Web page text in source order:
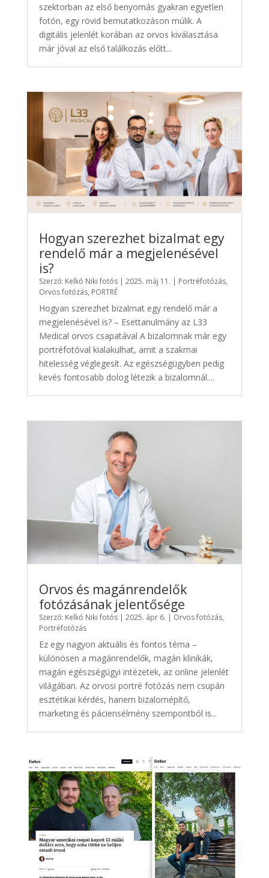
szektorban az első benyomás gyakran egyetlen
fotón, egy rövid bemutatkozáson múlik. A
digitális jelenlét korában az orvos kiválasztása
már jóval az első találkozás előtt...
Hogyan szerezhet bizalmat egy
rendelő már a megjelenésével
is?
Szerző: Kelkó Niki fotós| 2025. máj 11. | Portréfotózás,
Orvos fotózás, PORTRÉ
Hogyan szerezhet bizalmat egy rendelő már a
megjelenésével is? – Esettanulmány az L33
Medical orvos csapatával A bizalomnak már egy
portréfotóval kialakulhat, amit a szakmai
hitelesség véglegesít. Az egészségügyben pedig
kevés fontosabb dolog létezik a bizalomnál....
Orvos és magánrendelők
fotózásának jelentősége
Szerző: Kelkó Niki fotós| 2025. ápr 6. | Orvos fotózás,
Portréfotózás
Ez egy nagyon aktuális és fontos téma –
különösen a magánrendelők, magán klinikák,
magán egészségügyi intézetek, az online jelenlét
világában. Az orvosi portré fotózás nem csupán
esztétikai kérdés, hanem bizalomépítő,
marketing és páciensélmény szempontból is...